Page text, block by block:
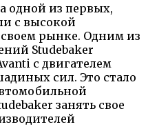
одной из первых,
с высокой
рынке. Одним из
Studebaker
с двигателем
сил. Это стало
занять свое